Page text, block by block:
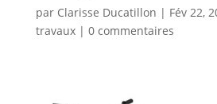
par Clarisse Ducatillon | Fév 22,
travaux| 0 commentaires